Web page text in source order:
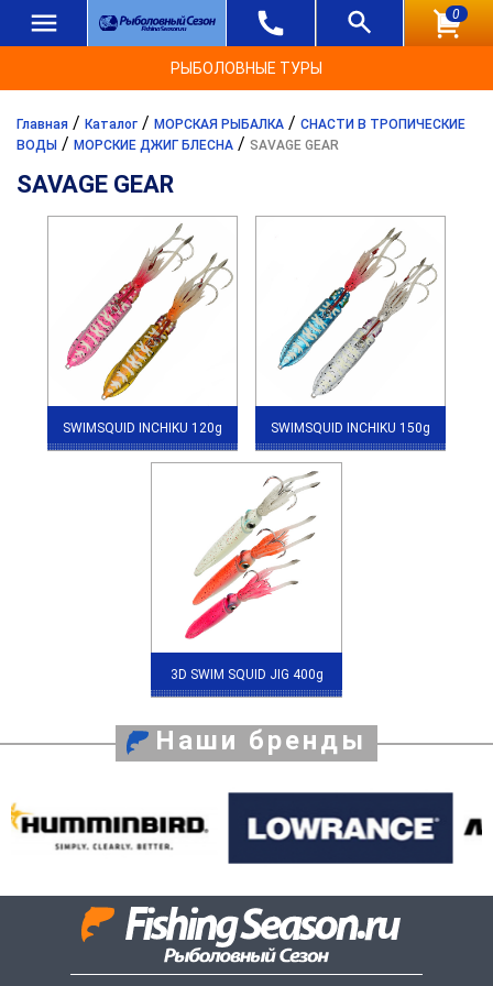
0
РЫБОЛОВНЫЕ ТУРЫ
Главная / Каталог / МОРСКАЯ РЫБАЛКА / СНАСТИ В ТРОПИЧЕСКИЕ
ВОДЫ / МОРСКИЕ ДЖИГ БЛЕСНА / SAVAGE GEAR
SAVAGE GEAR
SWIMSQUID INCHIKU 120g SWIMSQUID INCHIKU 150g
3D SWIM SQUID JIG 400g
Наши бренды